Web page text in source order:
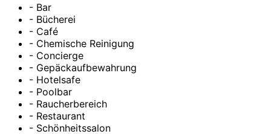
- Bar
- Bücherei
- Café
- Chemische Reinigung
- Concierge
- Gepäckaufbewahrung
- Hotelsafe
- Poolbar
- Raucherbereich
- Restaurant
- Schönheitssalon